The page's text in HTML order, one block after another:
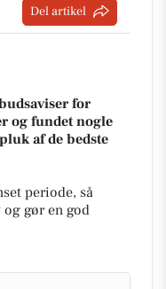
Del artikel
for
og fundet nogle
af de bedste
periode, så
gør en god